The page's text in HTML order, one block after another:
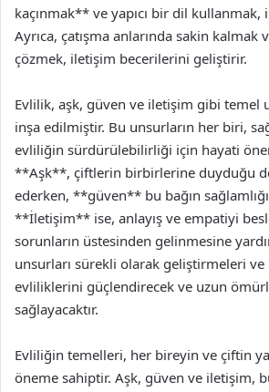
kaçınmak** ve yapıcı bir dil
Ayrıca, çatışma anlarında sakin kalmak
çözmek, iletişim becerilerini geliştirir.
Evlilik, aşk, güven ve iletişim gibi temel
inşa edilmiştir. Bu unsurların her biri,
evliliğin sürdürülebilirliği için hayati
**Aşk**, çiftlerin birbirlerine duyduğu
ederken, **güven** bu bağın
**İletişim** ise, anlayış ve empatiyi
sorunların üstesinden gelinmesine
unsurları sürekli olarak geliştirmeleri ve
evliliklerini güçlendirecek ve uzun
sağlayacaktır.
Evliliğin temelleri, her bireyin ve çiftin
öneme sahiptir. Aşk, güven ve iletişim,